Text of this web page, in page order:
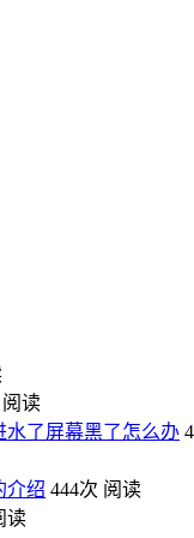
阅读
水了屏幕黑了怎么办
介绍 444次 阅读
读